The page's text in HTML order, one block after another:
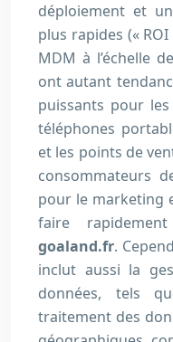
déploiement et
plus rapides («
MDM à l’échelle
ont autant
puissants pour
téléphones
et les points de
consommateurs
pour le marketing
faire
goaland.fr.
inclut aussi la
données, tels
traitement des